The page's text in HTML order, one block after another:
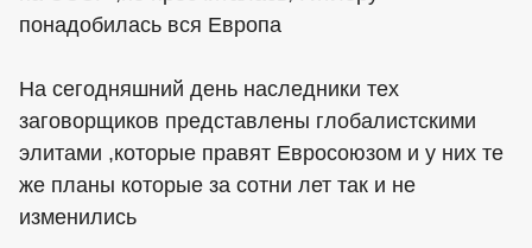
понадобилась вся Европа
На сегодняшний день наследники тех
заговорщиков представлены глобалистскими
элитами ,которые правят Евросоюзом и у них те
же планы которые за сотни лет так и не
изменились